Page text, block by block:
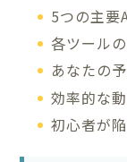
5つの主要
各ツール
あなたの
効率的な
初心者が